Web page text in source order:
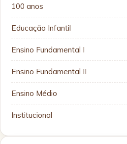
100 anos
Educação Infantil
Ensino Fundamental I
Ensino Fundamental II
Ensino Médio
Institucional